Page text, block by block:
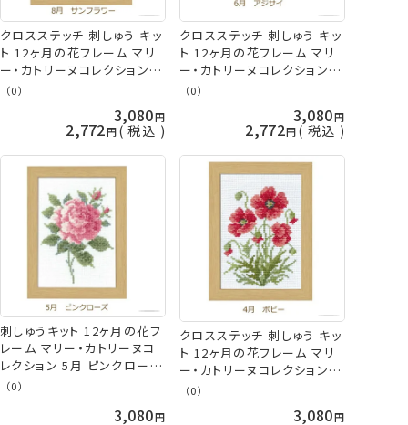
クロスステッチ 刺しゅう キッ
ト 12ヶ月の花フレーム マリ
ー・カトリーヌコレクション 8
月 サンフラワー 7514 クロス
（0）
3,080
2,772 税込
クロスステッチ 刺しゅう キッ
ト 12ヶ月の花フレーム マリ
ー・カトリーヌコレクション 6
月 アジサイ 7512 オリムパス
（0）
3,080
2,772 税込
刺しゅうキット 12ヶ月の花フ
レーム マリー・カトリーヌコ
レクション 5月 ピンクローズ
7511 クロスステッチ オリム
（0）
3,080
クロスステッチ 刺しゅう キッ
ト 12ヶ月の花フレーム マリ
ー・カトリーヌコレクション 4
月 ポピー 7509 オリムパス
（0）
3,080